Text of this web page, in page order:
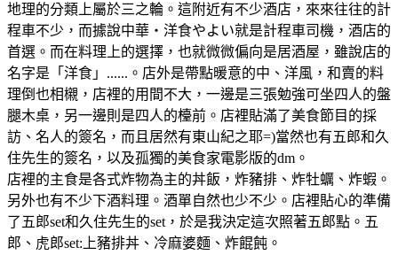
地理的分類上屬於三之輪。這附近有不少酒店，來來往往的計
程車不少，而據說中華・洋食やよい就是計程車司機，酒店的
首選。而在料理上的選擇，也就微微偏向是居酒屋，雖說店的
名字是「洋食」......。店外是帶點暖意的中、洋風，和賣的料
理倒也相櫬，店裡的用間不大，一邊是三張勉強可坐四人的盤
腿木桌，另一邊則是四人的檯前。店裡貼滿了美食節目的採
訪、名人的簽名，而且居然有東山紀之耶=)當然也有五郎和久
住先生的簽名，以及孤獨的美食家電影版的dm。
店裡的主食是各式炸物為主的丼飯，炸豬排、炸牡蠣、炸蝦。
另外也有不少下酒料理。酒單自然也少不少。店裡貼心的準備
了五郎set和久住先生的set，於是我決定這次照著五郎點。五
郎、虎郎set:上豬排丼、冷麻婆麵、炸餛飩。